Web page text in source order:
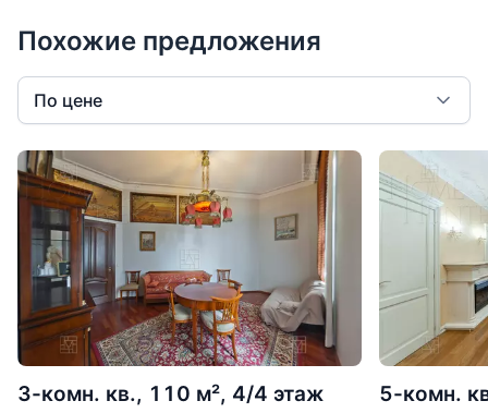
для круглогодичного проживания и отдыха.
Похожие предложения
По цене
3-комн. кв., 110 м², 4/4 этаж 5-комн.